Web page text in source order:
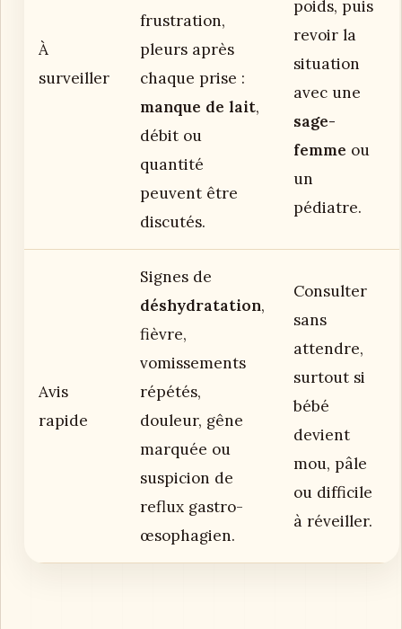
À
surveiller
frustration,
pleurs après
chaque prise :
manque de lait,
débit ou
quantité
peuvent être
discutés.
poids, puis
revoir la
situation
avec une
sage-
femme ou
un
pédiatre.
Avis
rapide
Signes de
déshydratation,
fièvre,
vomissements
répétés,
douleur, gêne
marquée ou
suspicion de
reflux gastro-
œsophagien.
Consulter
sans
attendre,
surtout si
bébé
devient
mou, pâle
ou difficile
à réveiller.